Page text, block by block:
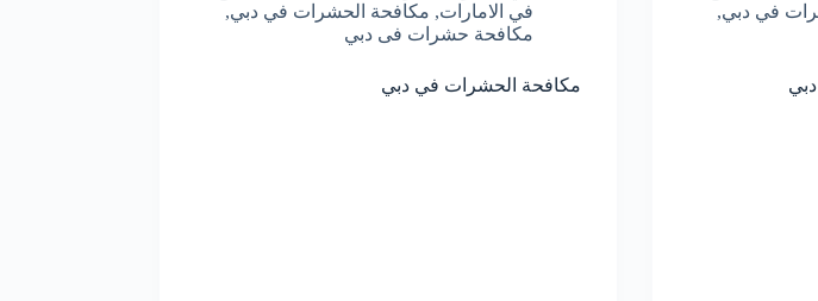
في دبي,
في الامارات, مكافحة الحشرات في دبي,
مكافحة حشرات فى دبي
مكافحة الحشرات في دبي